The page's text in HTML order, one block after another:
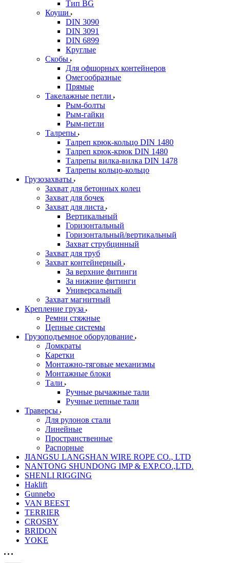
Тип BG
Коуши
DIN 3090
DIN 3091
DIN 6899
Круглые
Скобы
Для офшорных контейнеров
Омегообразные
Прямые
Такелажные петли
Рым-болты
Рым-гайки
Рым-петли
Талрепы
Талреп крюк-кольцо DIN 1480
Талреп крюк-крюк DIN 1480
Талрепы вилка-вилка DIN 1478
Талрепы кольцо-кольцо
Грузозахваты
Захват для бетонных колец
Захват для бочек
Захват для листа
Вертикальный
Горизонтальный
Горизонтальный/вертикальный
Захват струбцинный
Захват для труб
Захват контейнерный
За верхние фитинги
За нижние фитинги
Универсальный
Захват магнитный
Крепление груза
Ремни стяжные
Цепные системы
Грузоподъемное оборудование
Домкраты
Каретки
Монтажно-тяговые механизмы
Монтажные блоки
Тали
Ручные рычажные тали
Ручные цепные тали
Траверсы
Для рулонов стали
Линейные
Пространственные
Распорные
JIANGSU LANGSHAN WIRE ROPE CO., LTD
NANTONG SHUNDONG IMP & EXP.CO.,LTD.
SHENLI RIGGING
Haklift
Gunnebo
VAN BEEST
TERRIER
CROSBY
BRIDON
YOKE